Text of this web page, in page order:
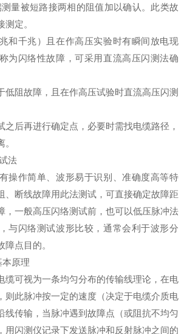
量被短路接两相的阻值加以确认。此类故
定。
和千兆）且在作高压实验时有瞬间放电现
为闪络性故障，可采用直流高压闪测法确
低阻故障，且在作高压试验时直流高压闪测
之后再进行确定点，必要时需找电缆路径，
法
操作简单、波形易于识别、准确度高等特
、断线故障用此法测试，可直接确定故障距
，一般高压闪络测试前，也可以低压脉冲法
与闪络测试波形比较，通常会利于波形分
点目的。
原理
缆可视为一条均匀分布的传输线理论，在电
则此脉冲按一定的速度（决定于电缆介质电
线传输，当脉冲遇到故障点（或阻抗不均匀
用闪测仪记录下发送脉冲和反射脉冲之间的